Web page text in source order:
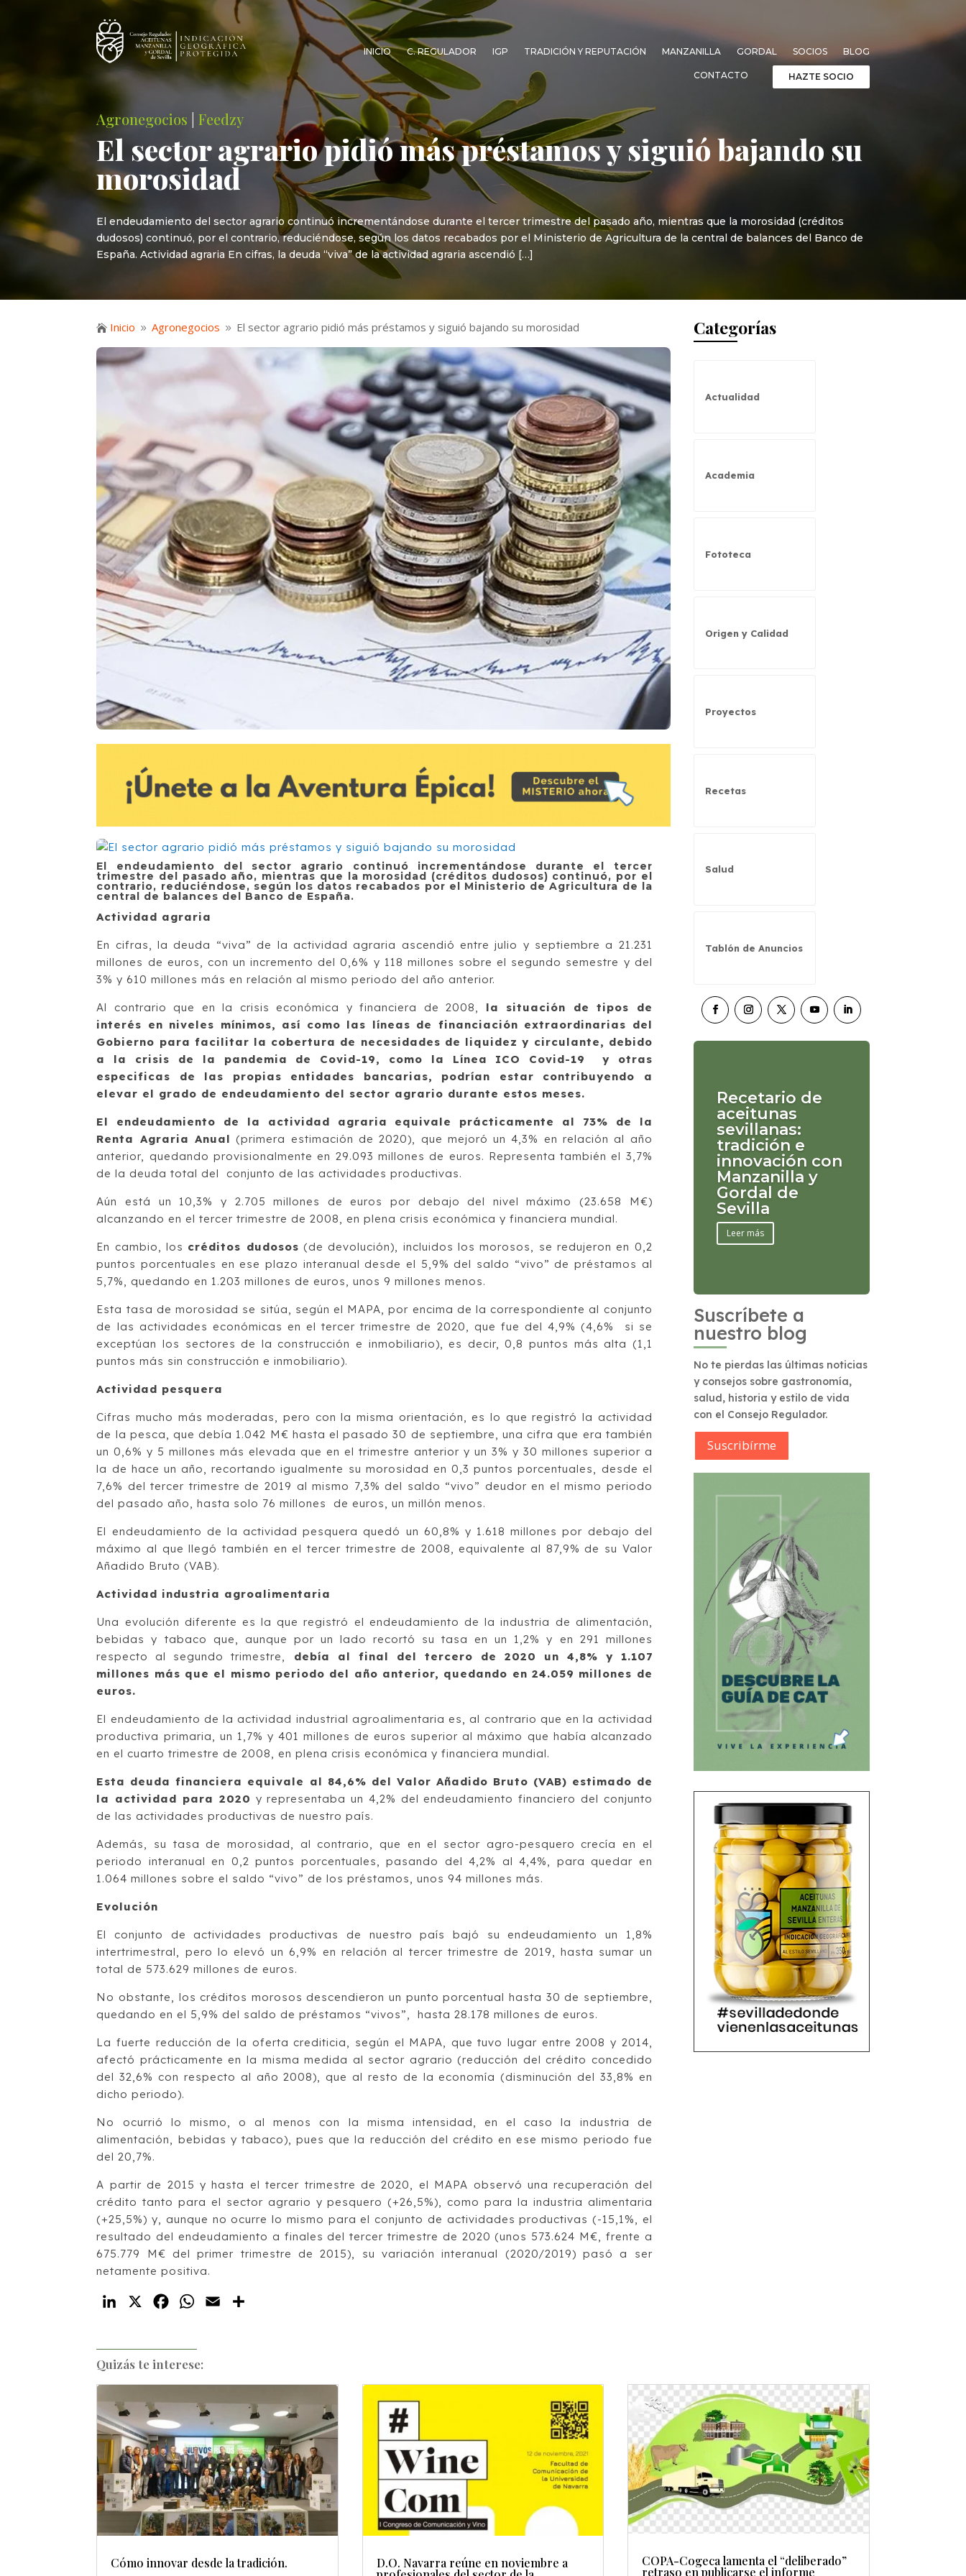
INICIO C. REGULADOR IGP TRADICIÓN Y REPUTACIÓN MANZANILLA GORDAL SOCIOS BLOG
CONTACTO HAZTE SOCIO
Agronegocios |Feedzy
El sector agrario pidió más préstamos y siguió bajando su
morosidad
El endeudamiento del sector agrario continuó incrementándose durante el tercer trimestre del pasado año, mientras que la morosidad (créditos
dudosos) continuó, por el contrario, reduciéndose, según los datos recabados por el Ministerio de Agricultura de la central de balances del Banco de
España. Actividad agraria En cifras, la deuda “viva” de la actividad agraria ascendió […]
 Inicio 9 Agronegocios 9 El sector agrario pidió más préstamos y siguió bajando su morosidad
El endeudamiento del sector agrario continuó incrementándose durante el tercer
trimestre del pasado año, mientras que la morosidad (créditos dudosos) continuó, por el
contrario, reduciéndose, según los datos recabados por el Ministerio de Agricultura de la
central de balances del Banco de España.
Actividad agraria
En cifras, la deuda “viva” de la actividad agraria ascendió entre julio y septiembre a 21.231
millones de euros, con un incremento del 0,6% y 118 millones sobre el segundo semestre y del
3% y 610 millones más en relación al mismo periodo del año anterior.
Al contrario que en la crisis económica y financiera de 2008, la situación de tipos de
interés en niveles mínimos, así como las líneas de financiación extraordinarias del
Gobierno para facilitar la cobertura de necesidades de liquidez y circulante, debido
a la crisis de la pandemia de Covid-19, como la Línea ICO Covid-19 y otras
especificas de las propias entidades bancarias, podrían estar contribuyendo a
elevar el grado de endeudamiento del sector agrario durante estos meses.
El endeudamiento de la actividad agraria equivale prácticamente al 73% de la
Renta Agraria Anual (primera estimación de 2020), que mejoró un 4,3% en relación al año
anterior, quedando provisionalmente en 29.093 millones de euros. Representa también el 3,7%
de la deuda total del conjunto de las actividades productivas.
Aún está un 10,3% y 2.705 millones de euros por debajo del nivel máximo (23.658 M€)
alcanzando en el tercer trimestre de 2008, en plena crisis económica y financiera mundial.
En cambio, los créditos dudosos (de devolución), incluidos los morosos, se redujeron en 0,2
puntos porcentuales en ese plazo interanual desde el 5,9% del saldo “vivo” de préstamos al
5,7%, quedando en 1.203 millones de euros, unos 9 millones menos.
Esta tasa de morosidad se sitúa, según el MAPA, por encima de la correspondiente al conjunto
de las actividades económicas en el tercer trimestre de 2020, que fue del 4,9% (4,6% si se
exceptúan los sectores de la construcción e inmobiliario), es decir, 0,8 puntos más alta (1,1
puntos más sin construcción e inmobiliario).
Actividad pesquera
Cifras mucho más moderadas, pero con la misma orientación, es lo que registró la actividad
de la pesca, que debía 1.042 M€ hasta el pasado 30 de septiembre, una cifra que era también
un 0,6% y 5 millones más elevada que en el trimestre anterior y un 3% y 30 millones superior a
la de hace un año, recortando igualmente su morosidad en 0,3 puntos porcentuales, desde el
7,6% del tercer trimestre de 2019 al mismo 7,3% del saldo “vivo” deudor en el mismo periodo
del pasado año, hasta solo 76 millones de euros, un millón menos.
El endeudamiento de la actividad pesquera quedó un 60,8% y 1.618 millones por debajo del
máximo al que llegó también en el tercer trimestre de 2008, equivalente al 87,9% de su Valor
Añadido Bruto (VAB).
Actividad industria agroalimentaria
Una evolución diferente es la que registró el endeudamiento de la industria de alimentación,
bebidas y tabaco que, aunque por un lado recortó su tasa en un 1,2% y en 291 millones
respecto al segundo trimestre,
debía al final del tercero de 2020 un 4,8% y 1.107
millones más que el mismo periodo del año anterior, quedando en 24.059 millones de
euros.
El endeudamiento de la actividad industrial agroalimentaria es, al contrario que en la actividad
productiva primaria, un 1,7% y 401 millones de euros superior al máximo que había alcanzado
en el cuarto trimestre de 2008, en plena crisis económica y financiera mundial.
Esta deuda financiera equivale al 84,6% del Valor Añadido Bruto (VAB) estimado de
la actividad para 2020 y representaba un 4,2% del endeudamiento financiero del conjunto
de las actividades productivas de nuestro país.
Además, su tasa de morosidad, al contrario, que en el sector agro-pesquero crecía en el
periodo interanual en 0,2 puntos porcentuales, pasando del 4,2% al 4,4%, para quedar en
1.064 millones sobre el saldo “vivo” de los préstamos, unos 94 millones más.
Evolución
El conjunto de actividades productivas de nuestro país bajó su endeudamiento un 1,8%
intertrimestral, pero lo elevó un 6,9% en relación al tercer trimestre de 2019, hasta sumar un
total de 573.629 millones de euros.
No obstante, los créditos morosos descendieron un punto porcentual hasta 30 de septiembre,
quedando en el 5,9% del saldo de préstamos “vivos”, hasta 28.178 millones de euros.
La fuerte reducción de la oferta crediticia, según el MAPA, que tuvo lugar entre 2008 y 2014,
afectó prácticamente en la misma medida al sector agrario (reducción del crédito concedido
del 32,6% con respecto al año 2008), que al resto de la economía (disminución del 33,8% en
dicho periodo).
No ocurrió lo mismo, o al menos con la misma intensidad, en el caso la industria de
alimentación, bebidas y tabaco), pues que la reducción del crédito en ese mismo periodo fue
del 20,7%.
A partir de 2015 y hasta el tercer trimestre de 2020, el MAPA observó una recuperación del
crédito tanto para el sector agrario y pesquero (+26,5%), como para la industria alimentaria
(+25,5%) y, aunque no ocurre lo mismo para el conjunto de actividades productivas (-15,1%, el
resultado del endeudamiento a finales del tercer trimestre de 2020 (unos 573.624 M€, frente a
675.779 M€ del primer trimestre de 2015), su variación interanual (2020/2019) pasó a ser
netamente positiva.
LinkedIn
X FacebookWhatsApp
Email
Categorías
Actualidad
Academia
Fototeca
Origen y Calidad
Proyectos
Recetas
Salud
Tablón de Anuncios
Recetario de
aceitunas
sevillanas:
tradición e
innovación con
Manzanilla y
Gordal de
Sevilla
Leer más
Suscríbete a
nuestro blog
No te pierdas las últimas noticias
y consejos sobre gastronomía,
salud, historia y estilo de vida
con el Consejo Regulador.
Suscribírme
Quizás te interese:
Cómo innovar desde la tradición. D.O. Navarra reúne en noviembre a COPA-Cogeca lamenta el “deliberado”
retraso en publicarse el informe